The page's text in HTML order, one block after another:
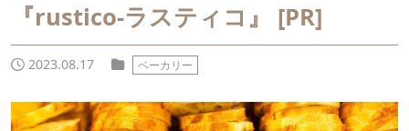
『rustico-ラスティコ』 [PR]
2023.08.17 ベーカリー